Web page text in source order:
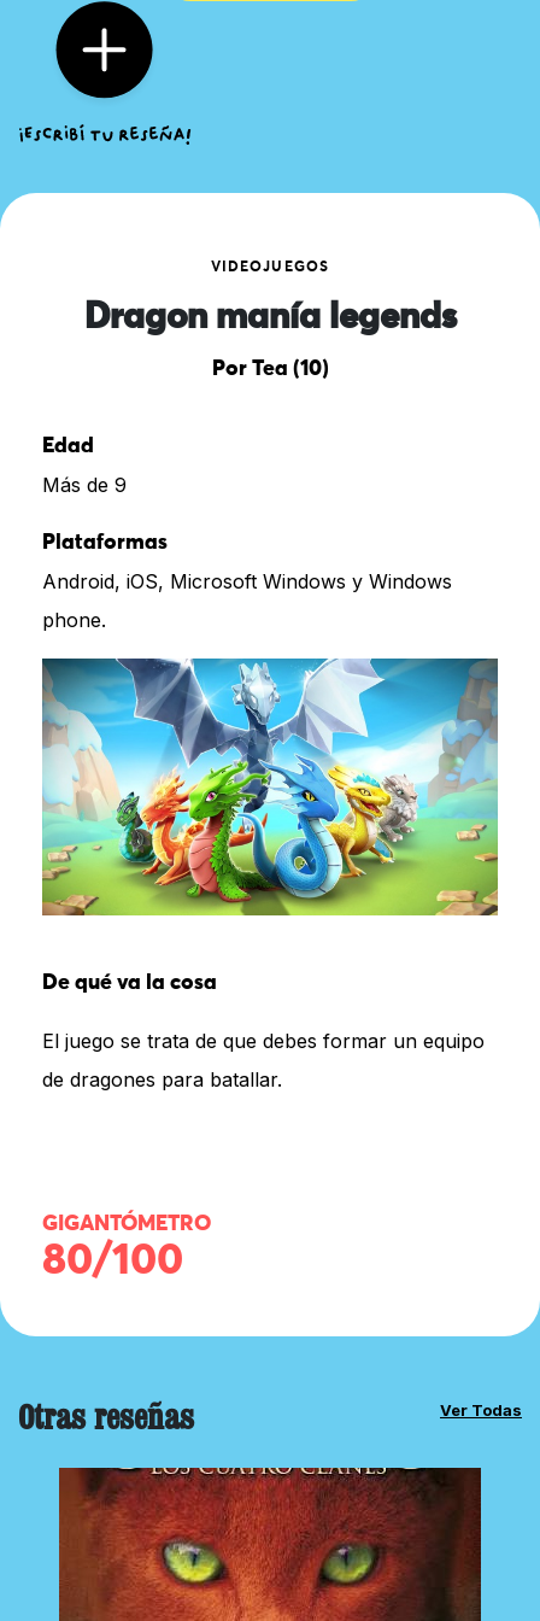
VIDEOJUEGOS
Dragon manía legends
Por Tea (10)
Edad
Más de 9
Plataformas
Android, iOS, Microsoft Windows y Windows
phone.
De qué va la cosa
El juego se trata de que debes formar un equipo
de dragones para batallar.
GIGANTÓMETRO
80/100
Otras reseñas Ver Todas